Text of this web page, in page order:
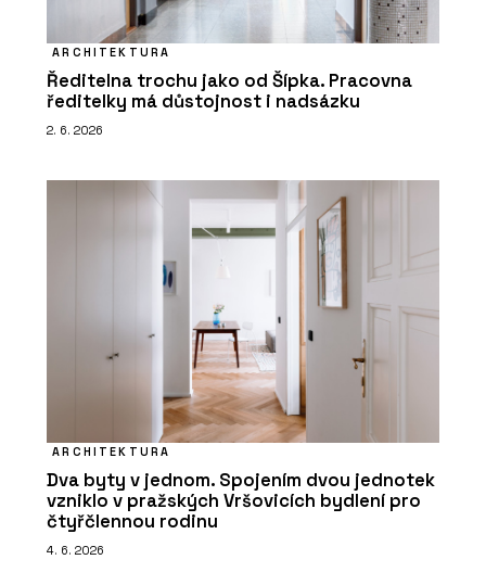
ARCHITEKTURA
Ředitelna trochu jako od Šípka. Pracovna
ředitelky má důstojnost i nadsázku
2. 6. 2026
ARCHITEKTURA
Dva byty v jednom. Spojením dvou jednotek
vzniklo v pražských Vršovicích bydlení pro
čtyřčlennou rodinu
4. 6. 2026